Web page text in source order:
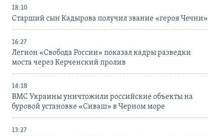
18:10
Старший сын Кадырова получил звание «героя Чечни»
16:27
Легион «Свобода России» показал кадры разведки
моста через Керченский пролив
14:18
ВМС Украины уничтожили российские объекты на
буровой установке «Сиваш» в Черном море
13:27